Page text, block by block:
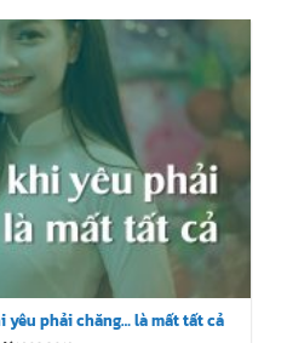
yêu phải chăng… là mất tất cả